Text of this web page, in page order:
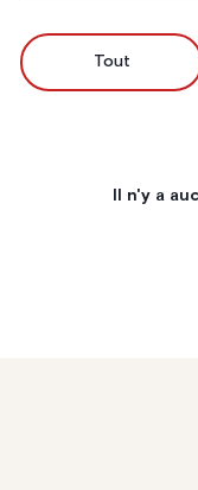
Tout
Il n'y a